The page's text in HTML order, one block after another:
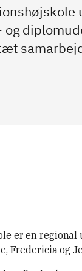
er en
Fredericia og